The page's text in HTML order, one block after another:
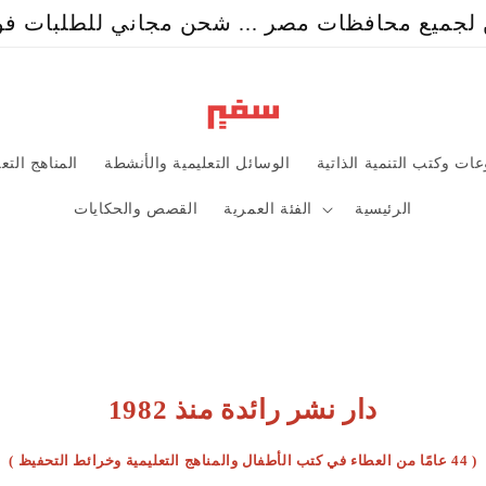
لجميع محافظات مصر ... شحن مجاني للطلبات فوق
المناهج الوسائل التعليمية والأنشطة وكتب التنمية الذاتية
القصص والحكايات الفئة العمرية الرئيسية
دار نشر رائدة منذ 1982
( 44 عامًا من العطاء في كتب الأطفال والمناهج التعليمية وخرائط التحفيظ )